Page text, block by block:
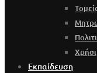
Εκπαίδευση